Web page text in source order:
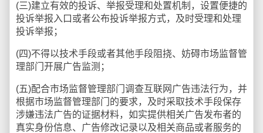
(三)建立有效的投诉、举报受理和处置机制，设置便捷的
投诉举报入口或者公布投诉举报方式，及时受理和处理
投诉举报；
(四)不得以技术手段或者其他手段阻挠、妨碍市场监督管
理部门开展广告监测；
(五)配合市场监督管理部门调查互联网广告违法行为，并
根据市场监督管理部门的要求，及时采取技术手段保存
涉嫌违法广告的证据材料，如实提供相关广告发布者的
真实身份信息、广告修改记录以及相关商品或者服务的